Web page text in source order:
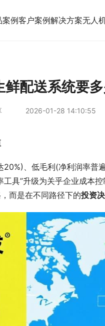
案例客户案例解决方案无人
鲜配送系统要
2026-01-28 14:10:55
、低毛利(净利润率普
具”升级为关乎企业成本
而是在不同路径下的投资